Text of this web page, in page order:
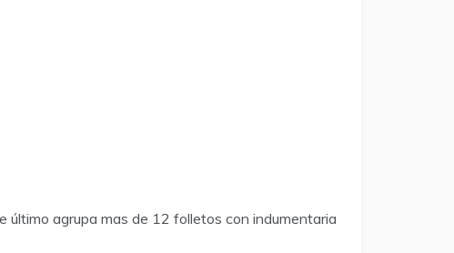
agrupa mas de 12 folletos con indumentaria